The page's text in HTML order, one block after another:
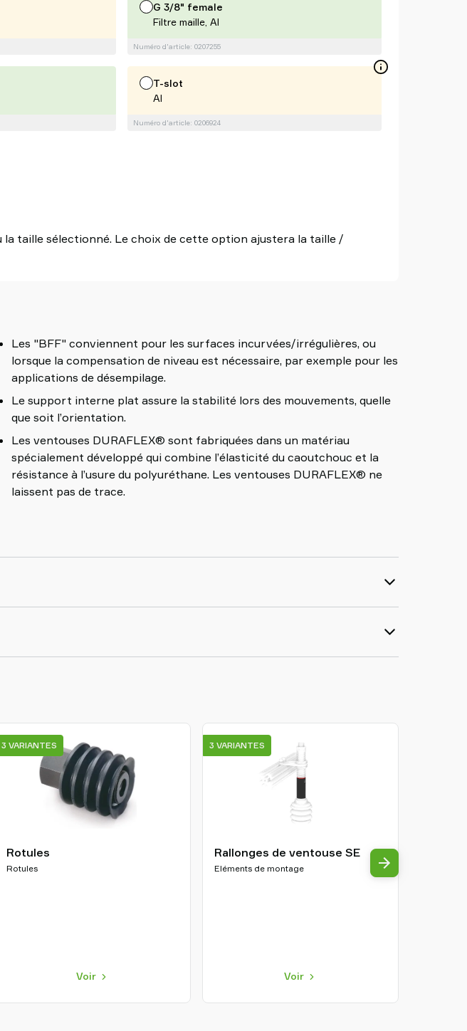
G 3/8" female
Filtre maille, Al
Numéro d'article: 0207255
T-slot
Al
Numéro d'article: 0206924
taille sélectionné. Le choix de cette option ajustera la taille /
Les "BFF" conviennent pour les surfaces incurvées/irrégulières, ou
lorsque la compensation de niveau est nécessaire, par exemple pour les
applications de désempilage.
Le support interne plat assure la stabilité lors des mouvements, quelle
que soit l’orientation.
Les ventouses DURAFLEX® sont fabriquées dans un matériau
spécialement développé qui combine l’élasticité du caoutchouc et la
résistance à l’usure du polyuréthane. Les ventouses DURAFLEX® ne
laissent pas de trace.
Rotules
Rotules
Voir
3 VARIANTES
Rallonges de ventouse SE
Eléments de montage
Voir
3 VARIANTES